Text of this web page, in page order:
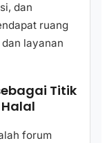
dan
ruang
layanan
Titik
forum